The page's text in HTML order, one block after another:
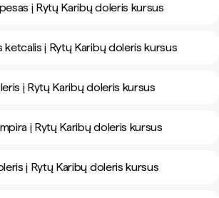
į Rytų Karibų doleris kursus
ketcalis į Rytų Karibų doleris kursus
į Rytų Karibų doleris kursus
į Rytų Karibų doleris kursus
į Rytų Karibų doleris kursus